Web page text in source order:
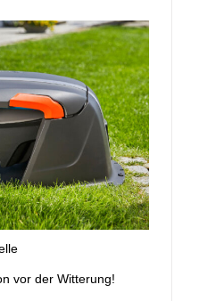
vor der Witterung!